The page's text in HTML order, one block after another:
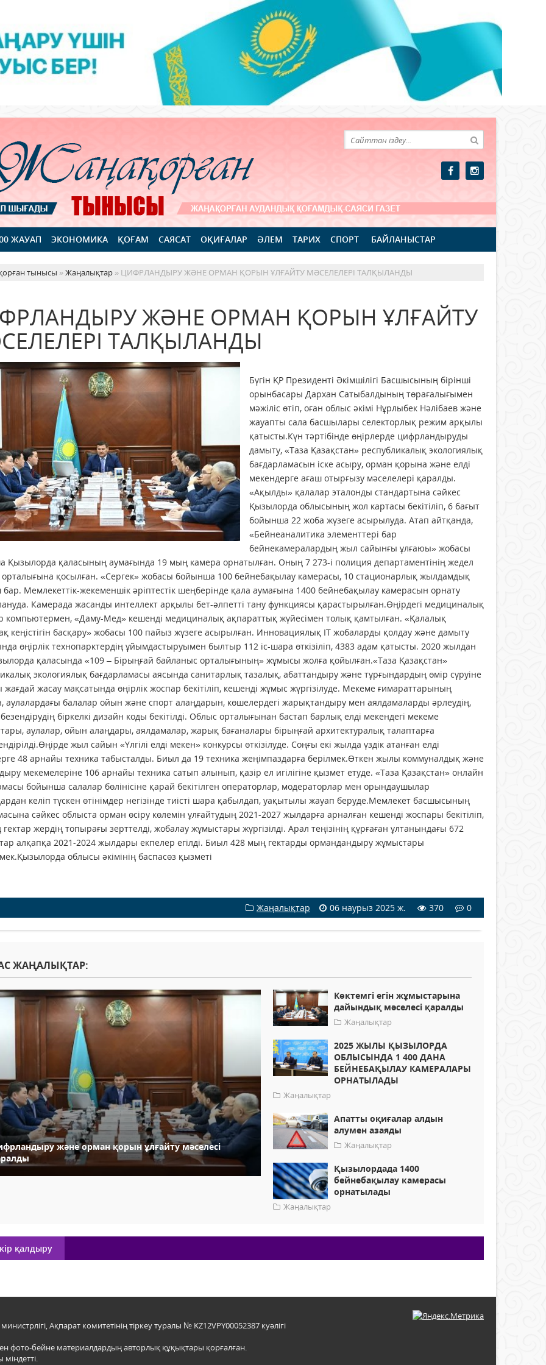
ЖАУАП ЭКОНОМИКА ҚОҒАМ САЯСАТ ОҚИҒАЛАР ӘЛЕМ ТАРИХ СПОРТ БАЙЛАНЫСТАР
тынысы »Жаңалықтар » ЦИФРЛАНДЫРУ ЖӘНЕ ОРМАН ҚОРЫН ҰЛҒАЙТУ МӘСЕЛЕЛЕРІ ТАЛҚЫЛАНДЫ
ЖӘНЕ ОРМАН ҚОРЫН ҰЛҒАЙТУ
ТАЛҚЫЛАНДЫ
Бүгін ҚР Президенті Әкімшілігі Басшысының бірінші
орынбасары Дархан Сатыбалдының төрағалығымен
мәжіліс өтіп, оған облыс әкімі Нұрлыбек Нәлібаев және
жауапты сала басшылары селекторлық режим арқылы
қатысты.Күн тәртібінде өңірлерде цифрландыруды
дамыту, «Таза Қазақстан» республикалық экологиялық
бағдарламасын іске асыру, орман қорына және елді
мекендерге ағаш отырғызу мәселелері қаралды.
«Ақылды» қалалар эталонды стандартына сәйкес
Қызылорда облысының жол картасы бекітіліп, 6 бағыт
бойынша 22 жоба жүзеге асырылуда. Атап айтқанда,
«Бейнеаналитика элементтері бар
бейнекамералардың жыл сайынғы ұлғаюы» жобасы
Қызылорда қаласының аумағында 19 мың камера орнатылған. Оның 7 273-і полиция департаментінің жедел
орталығына қосылған. «Сергек» жобасы бойынша 100 бейнебақылау камерасы, 10 стационарлық жылдамдық
бар. Мемлекеттік-жекеменшік әріптестік шеңберінде қала аумағына 1400 бейнебақылау камерасын орнату
Камерада жасанды интеллект арқылы бет-әлпетті тану функциясы қарастырылған.Өңірдегі медициналық
компьютермен, «Даму-Мед» кешенді медициналық ақпараттық жүйесімен толық қамтылған. «Қалалық
кеңістігін басқару» жобасы 100 пайыз жүзеге асырылған. Инновациялық ІТ жобаларды қолдау және дамыту
өңірлік технопарктердің ұйымдастыруымен былтыр 112 іс-шара өткізіліп, 4383 адам қатысты. 2020 жылдан
қаласында «109 – Бірыңғай байланыс орталығының» жұмысы жолға қойылған.«Таза Қазақстан»
экологиялық бағдарламасы аясында санитарлық тазалық, абаттандыру және тұрғындардың өмір сүруіне
жағдай жасау мақсатында өңірлік жоспар бекітіліп, кешенді жұмыс жүргізілуде. Мекеме ғимараттарының
аулалардағы балалар ойын және спорт алаңдарын, көшелердегі жарықтандыру мен аялдамаларды әрлеудің,
біркелкі дизайн коды бекітілді. Облыс орталығынан бастап барлық елді мекендегі мекеме
аулалар, ойын алаңдары, аялдамалар, жарық бағаналары бірыңғай архитектуралық талаптарға
жыл сайын «Үлгілі елді мекен» конкурсы өткізілуде. Соңғы екі жылда үздік атанған елді
48 арнайы техника табысталды. Биыл да 19 техника жеңімпаздарға берілмек.Өткен жылы коммуналдық және
мекемелеріне 106 арнайы техника сатып алынып, қазір ел игілігіне қызмет етуде. «Таза Қазақстан» онлайн
бойынша салалар бөлінісіне қарай бекітілген операторлар, модераторлар мен орындаушылар
келіп түскен өтінімдер негізінде тиісті шара қабылдап, уақытылы жауап беруде.Мемлекет басшысының
сәйкес облыста орман өсіру көлемін ұлғайтудың 2021-2027 жылдарға арналған кешенді жоспары бекітіліп,
жердің топырағы зерттелді, жобалау жұмыстары жүргізілді. Арал теңізінің құрғаған ұлтанындағы 672
алқапқа 2021-2024 жылдары екпелер егілді. Биыл 428 мың гектарды ормандандыру жұмыстары
облысы әкімінің баспасөз қызметі
Жаңалықтар 06 наурыз 2025 ж. 370 0
ЖАҢАЛЫҚТАР:
және орман қорын ұлғайту мәселесі
Көктемгі егін жұмыстарына
дайындық мәселесі қаралды
Жаңалықтар
2025 ЖЫЛЫ ҚЫЗЫЛОРДА
ОБЛЫСЫНДА 1 400 ДАНА
БЕЙНЕБАҚЫЛАУ КАМЕРАЛАРЫ
ОРНАТЫЛАДЫ
Жаңалықтар
Апатты оқиғалар алдын
алумен азаяды
Жаңалықтар
Қызылордада 1400
бейнебақылау камерасы
орнатылады
Жаңалықтар
қалдыру
Ақпарат комитетінің тіркеу туралы № KZ12VPY00052387 куәлігі
фото-бейне материалдардың авторлық құқықтары қорғалған.